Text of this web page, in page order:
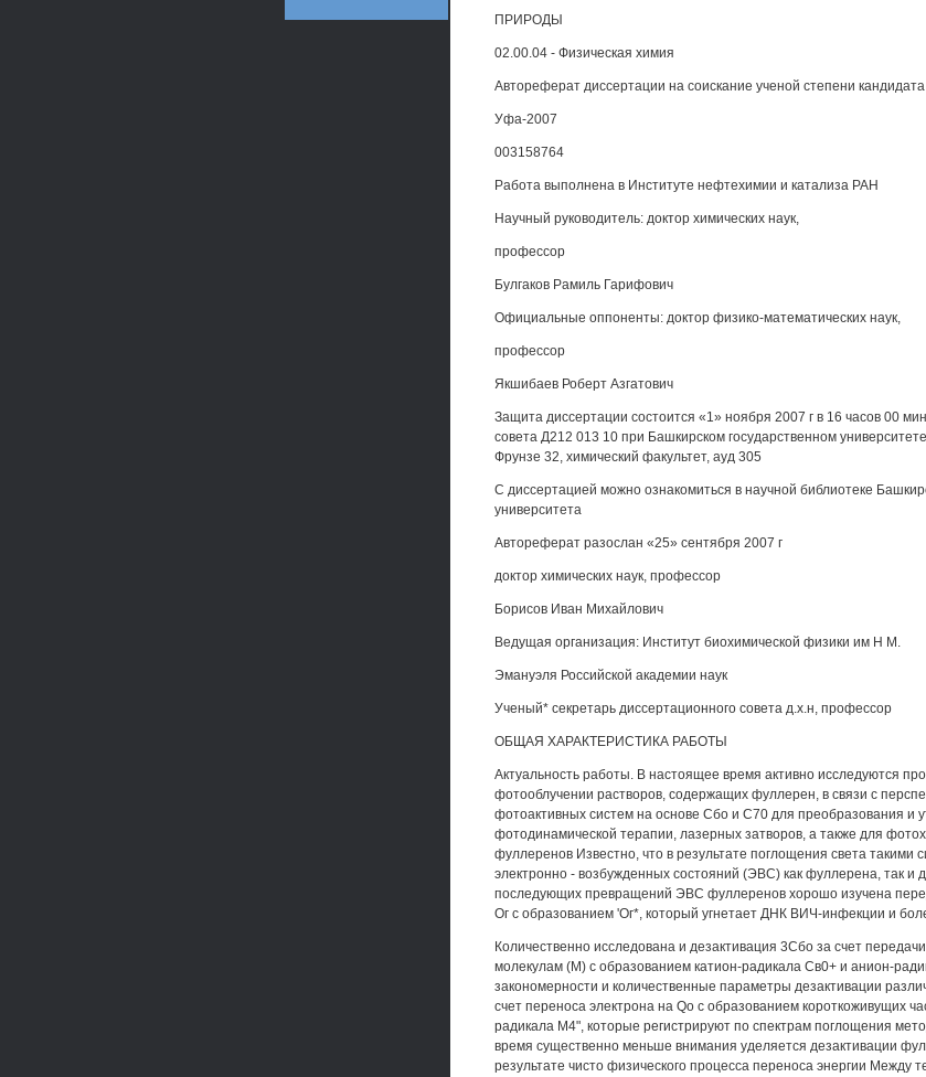
ПРИРОДЫ
02.00.04 - Физическая химия
Автореферат диссертации на соискание ученой степени
Уфа-2007
003158764
Работа выполнена в Институте нефтехимии и катализа РАН
Научный руководитель: доктор химических наук,
профессор
Булгаков Рамиль Гарифович
Официальные оппоненты: доктор физико-математических наук,
профессор
Якшибаев Роберт Азгатович
Защита диссертации состоится «1» ноября 2007 г в 16 часов 00
совета Д212 013 10 при Башкирском государственном
Фрунзе 32, химический факультет, ауд 305
С диссертацией можно ознакомиться в научной библиотеке
университета
Автореферат разослан «25» сентября 2007 г
доктор химических наук, профессор
Борисов Иван Михайлович
Ведущая организация: Институт биохимической физики им Н М.
Эмануэля Российской академии наук
Ученый* секретарь диссертационного совета д.х.н, профессор
ОБЩАЯ ХАРАКТЕРИСТИКА РАБОТЫ
Актуальность работы. В настоящее время активно исследуются
фотооблучении растворов, содержащих фуллерен, в связи с
фотоактивных систем на основе Сбо и С70 для преобразования и
фотодинамической терапии, лазерных затворов, а также для
фуллеренов Известно, что в результате поглощения света такими
электронно - возбужденных состояний (ЭВС) как фуллерена, так и
последующих превращений ЭВС фуллеренов хорошо изучена
Ог с образованием 'Ог*, который угнетает ДНК ВИЧ-инфекции и
Количественно исследована и дезактивация 3Сбо за счет
молекулам (М) с образованием катион-радикала Св0+ и анион-
закономерности и количественные параметры дезактивации
счет переноса электрона на Qo с образованием короткоживущих
радикала М4", которые регистрируют по спектрам поглощения
время существенно меньше внимания уделяется дезактивации
результате чисто физического процесса переноса энергии Между